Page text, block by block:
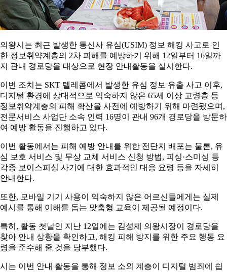
의왕시는 최근 발생한 통신사 유심(USIM) 정보 해킹 사고로 인
한 정보취약계층의 2차 피해를 예방하기 위해 12일부터 16일까
지 관내 경로당을 대상으로 현장 안내활동을 실시한다.
이번 조치는 SKT 텔레콤에서 발생한 유심 정보 유출 사고 이후,
디지털 환경에 상대적으로 익숙하지 않은 65세 이상 고령층 등
정보취약계층의 피해 확산을 사전에 예방하기 위해 마련됐으며,
전문서비스 사업단 소속 인력 16명이 관내 96개 경로당을 방문하
여 예방 활동을 진행하고 있다.
이번 활동에서는 피해 예방 안내를 위한 전단지 배포는 물론, 유
심 보호 서비스 및 무상 교체 서비스 신청 방법, 피싱·스미싱 등
각종 보이스피싱 사기에 대한 효과적인 대응 요령 등을 자세히
안내한다.
또한, 모바일 기기 사용이 익숙하지 않은 어르신들에게는 실제
예시를 통해 이해를 돕는 맞춤형 교육이 제공될 예정이다.
특히, 활동 첫날인 지난 12일에는 김성제 의왕시장이 경로당을
찾아 안내 상황을 확인하고, 해킹 피해 방지를 위한 주요 행동 요
령을 준수해 줄 것을 당부했다.
시는 이번 안내 활동을 통해 정보 소외 계층이 디지털 범죄에 쉽